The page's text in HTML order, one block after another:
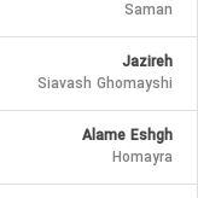
Saman
Jazireh
Siavash Ghomayshi
Alame Eshgh
Homayra